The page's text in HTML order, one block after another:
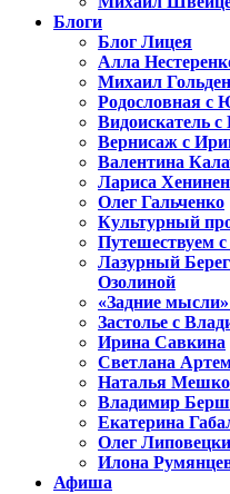
Блоги
Блог Лицея
Алла
Михаил
Родословная с
Видоискатель
Вернисаж с
Валентина
Лариса Хенинен
Олег Гальченко
Культурный
Путешествуем
Лазурный
Озолиной
«Задние
Застолье с
Ирина Савкина
Светлана
Наталья
Владимир
Екатерина
Олег
Илона
Афиша